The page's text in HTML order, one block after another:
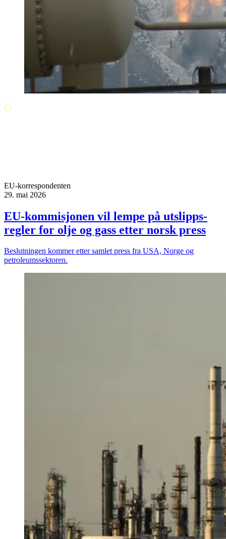
EU-korrespondenten
29. mai 2026
EU-kommi­sjonen vil lempe på utslipps­
regler for olje og gass etter norsk press
Beslutningen kommer etter samlet press fra USA, Norge og
petroleumssektoren.